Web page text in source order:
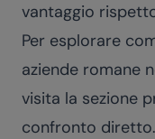
vantaggio
Per esplorare
aziende romane
visita la sezione
confronto diretto.